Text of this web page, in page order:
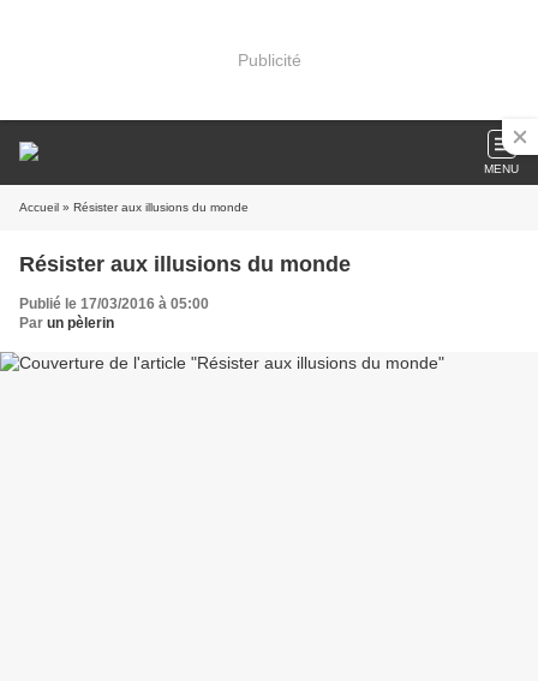
Publicité
MENU
Accueil » Résister aux illusions du monde
Résister aux illusions du monde
Publié le 17/03/2016 à 05:00
Par un pèlerin